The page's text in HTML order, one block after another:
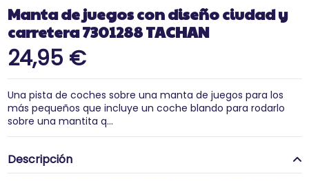
Manta de juegos con diseño ciudad y
carretera 7301288 TACHAN
24,95 €
Una pista de coches sobre una manta de juegos para los
más pequeños que incluye un coche blando para rodarlo
sobre una mantita q...
Descripción